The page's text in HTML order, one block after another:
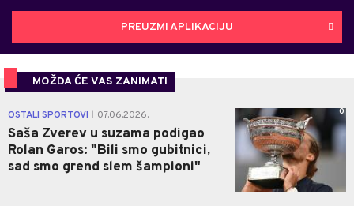
PREUZMI APLIKACIJU
MOŽDA ĆE VAS ZANIMATI
OSTALI SPORTOVI 07.06.2026.
Saša Zverev u suzama podigao
Rolan Garos: "Bili smo gubitnici,
sad smo grend slem šampioni"
0